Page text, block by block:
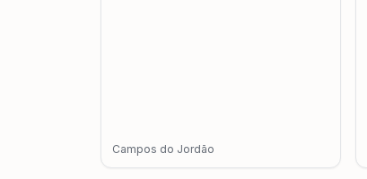
Campos do Jordão